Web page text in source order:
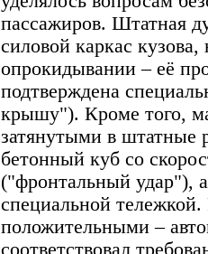
пассажиров. Штатная
силовой каркас
опрокидывании – её
подтверждена
крышу"). Кроме того,
затянутыми в штатные
бетонный куб со
("фронтальный удар"),
специальной тележкой.
положительными –
соответствовал